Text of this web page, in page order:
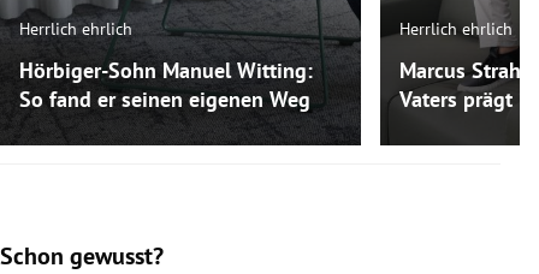
Herrlich ehrlich
Hörbiger-Sohn Manuel Witting:
So fand er seinen eigenen Weg
Herrlich ehrlich
Marcus
Vaters prägt
Schon gewusst?